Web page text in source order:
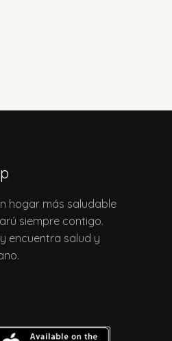
hogar más saludable
siempre contigo.
encuentra salud y